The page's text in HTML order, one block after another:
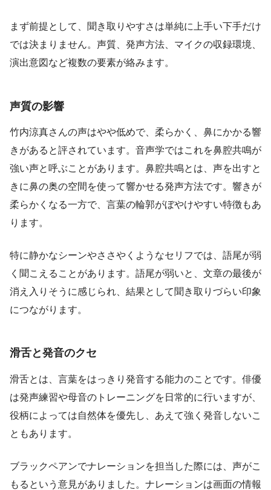
まず前提として、聞き取りやすさは単純に上手い下手だけ
では決まりません。声質、発声方法、マイクの収録環境、
演出意図など複数の要素が絡みます。
声質の影響
竹内涼真さんの声はやや低めで、柔らかく、鼻にかかる響
きがあると評されています。音声学ではこれを鼻腔共鳴が
強い声と呼ぶことがあります。鼻腔共鳴とは、声を出すと
きに鼻の奥の空間を使って響かせる発声方法です。響きが
柔らかくなる一方で、言葉の輪郭がぼやけやすい特徴もあ
ります。
特に静かなシーンやささやくようなセリフでは、語尾が弱
く聞こえることがあります。語尾が弱いと、文章の最後が
消え入りそうに感じられ、結果として聞き取りづらい印象
につながります。
滑舌と発音のクセ
滑舌とは、言葉をはっきり発音する能力のことです。俳優
は発声練習や母音のトレーニングを日常的に行いますが、
役柄によっては自然体を優先し、あえて強く発音しないこ
ともあります。
ブラックペアンでナレーションを担当した際には、声がこ
もるという意見がありました。ナレーションは画面の情報